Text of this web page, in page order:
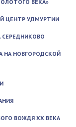
ВЕКА»
ЦЕНТР УДМУРТИИ
СЕРЕДНИКОВО
НА НОВГОРОДСКОЙ
ВОЖДЯ XX ВЕКА